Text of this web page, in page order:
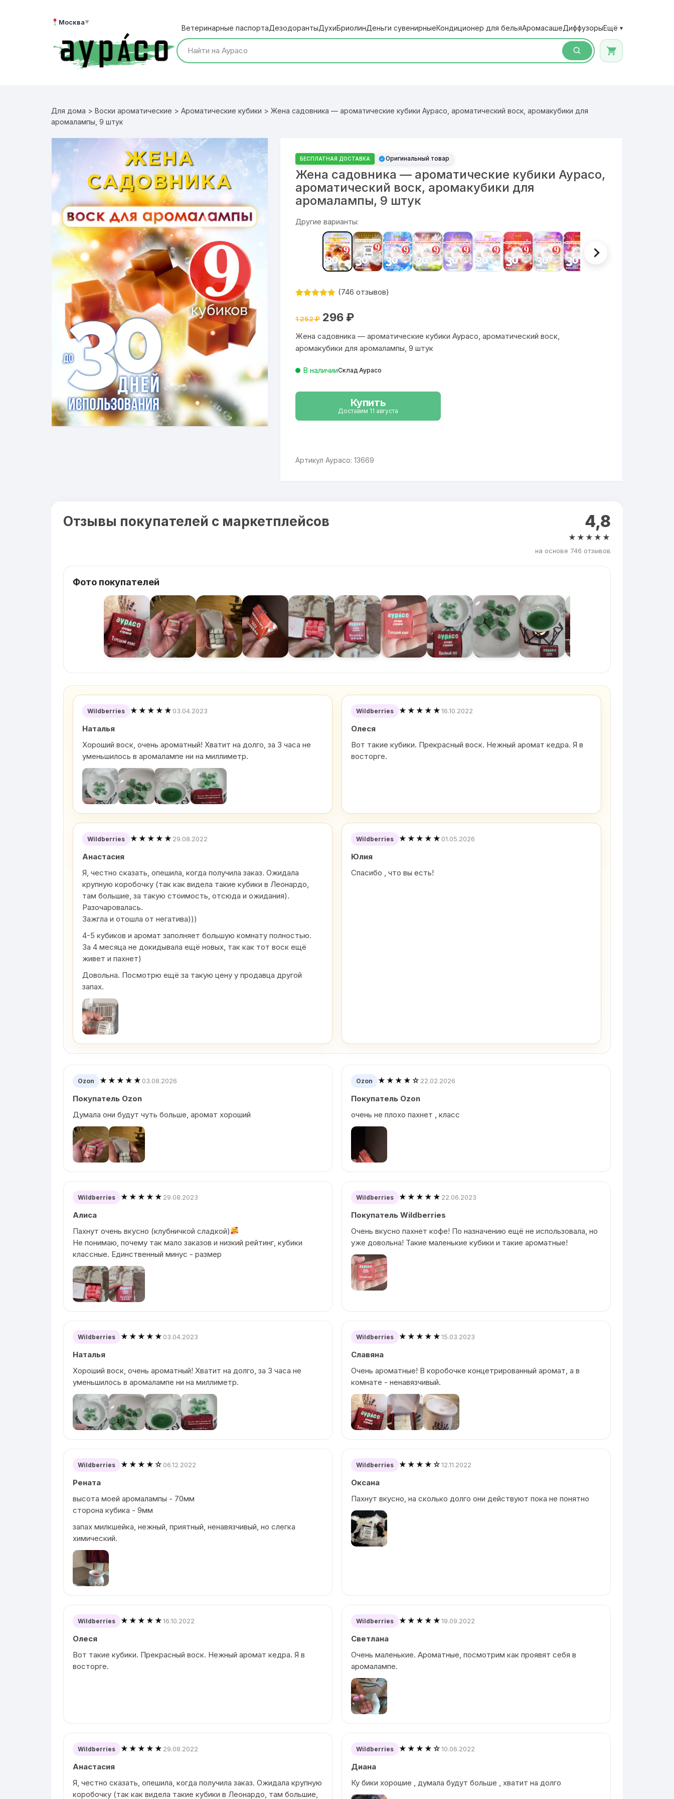
Москва▼
Ветеринарные паспортаДезодорантыДухиБриолинДеньги сувенирныеКондиционер для бельяАромасашеДиффузорыЕщё ▾
Для дома > Воски ароматические > Ароматические кубики > Жена садовника — ароматические кубики Аурасо, ароматический воск, аромакубики для
аромалампы, 9 штук
БЕСПЛАТНАЯ ДОСТАВКА Оригинальный товар
Жена садовника — ароматические кубики Аурасо,
ароматический воск, аромакубики для
аромалампы, 9 штук
Другие варианты:
на основе
пользовате
лей
(746 отзывов)
1 252₽ Первоначальная
цена
1
252 ₽.
296 ₽Текущая
Жена садовника — ароматические кубики Аурасо, ароматический воск,
аромакубики для аромалампы, 9 штук
В наличииСклад Аурасо
Купить
Доставим 11 августа
Артикул Аурасо: 13669
Отзывы покупателей с маркетплейсов 4,8
★★★★★
на основе 746 отзывов
Фото покупателей
Wildberries ★★★★★ 03.04.2023
Наталья
Хороший воск, очень ароматный! Хватит на долго, за 3 часа не
уменьшилось в аромалампе ни на миллиметр.
Wildberries ★★★★★16.10.2022
Олеся
Вот такие кубики. Прекрасный воск. Нежный аромат кедра. Я в
восторге.
Wildberries ★★★★★ 29.08.2022
Анастасия
Я, честно сказать, опешила, когда получила заказ. Ожидала
крупную коробочку (так как видела такие кубики в Леонардо,
там большие, за такую стоимость, отсюда и ожидания).
Разочаровалась.
Зажгла и отошла от негатива)))
4-5 кубиков и аромат заполняет большую комнату полностью.
За 4 месяца не докидывала ещё новых, так как тот воск ещё
живет и пахнет)
Довольна. Посмотрю ещё за такую цену у продавца другой
запах.
Wildberries ★★★★★ 01.05.2026
Юлия
Спасибо , что вы есть!
Ozon ★★★★★ 03.08.2026
Покупатель Ozon
Думала они будут чуть больше, аромат хороший
Ozon ★★★★☆ 22.02.2026
Покупатель Ozon
очень не плохо пахнет , класс
Wildberries ★★★★★ 29.08.2023
Алиса
Пахнут очень вкусно (клубничкой сладкой)
Не понимаю, почему так мало заказов и низкий рейтинг, кубики
классные. Единственный минус - размер
Wildberries ★★★★★ 22.06.2023
Покупатель Wildberries
Очень вкусно пахнет кофе! По назначению ещё не использовала, но
уже довольна! Такие маленькие кубики и такие ароматные!
Wildberries ★★★★★ 03.04.2023
Наталья
Хороший воск, очень ароматный! Хватит на долго, за 3 часа не
уменьшилось в аромалампе ни на миллиметр.
Wildberries ★★★★★15.03.2023
Славяна
Очень ароматные! В коробочке концетрированный аромат, а в
комнате - ненавязчивый.
Wildberries ★★★★☆ 06.12.2022
Рената
высота моей аромалампы - 70мм
сторона кубика - 9мм
запах милкшейка, нежный, приятный, ненавязчивый, но слегка
химический.
Wildberries ★★★★☆12.11.2022
Оксана
Пахнут вкусно, на сколько долго они действуют пока не понятно
Wildberries ★★★★★16.10.2022
Олеся
Вот такие кубики. Прекрасный воск. Нежный аромат кедра. Я в
восторге.
Wildberries ★★★★★19.09.2022
Светлана
Очень маленькие. Ароматные, посмотрим как проявят себя в
аромалампе.
Wildberries ★★★★★ 29.08.2022
Анастасия
Я, честно сказать, опешила, когда получила заказ. Ожидала крупную
коробочку (так как видела такие кубики в Леонардо, там большие,
Wildberries ★★★★☆10.06.2022
Диана
Ку бики хорошие , думала будут больше , хватит на долго